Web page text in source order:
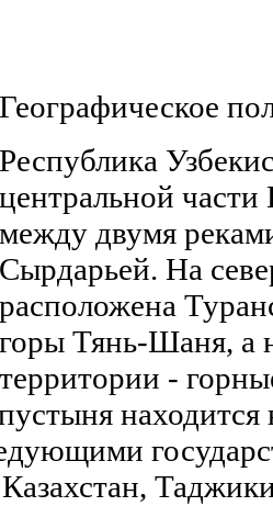
Географическое
Республика
центральной
между двумя
Сырдарьей. На
расположена
горы Тянь-Шаня, а
территории -
находится